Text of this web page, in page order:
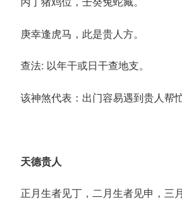
庚幸逢虎马，此是贵人方。
查法: 以年干或日干查地支。
该神煞代表：出门容易遇到贵人帮忙
天德贵人
正月生者见丁，二月生者见申，三